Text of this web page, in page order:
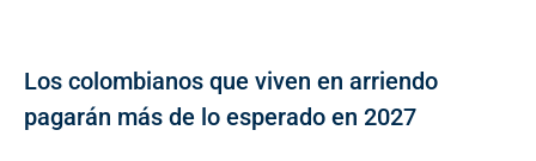
Los colombianos que viven en arriendo
pagarán más de lo esperado en 2027